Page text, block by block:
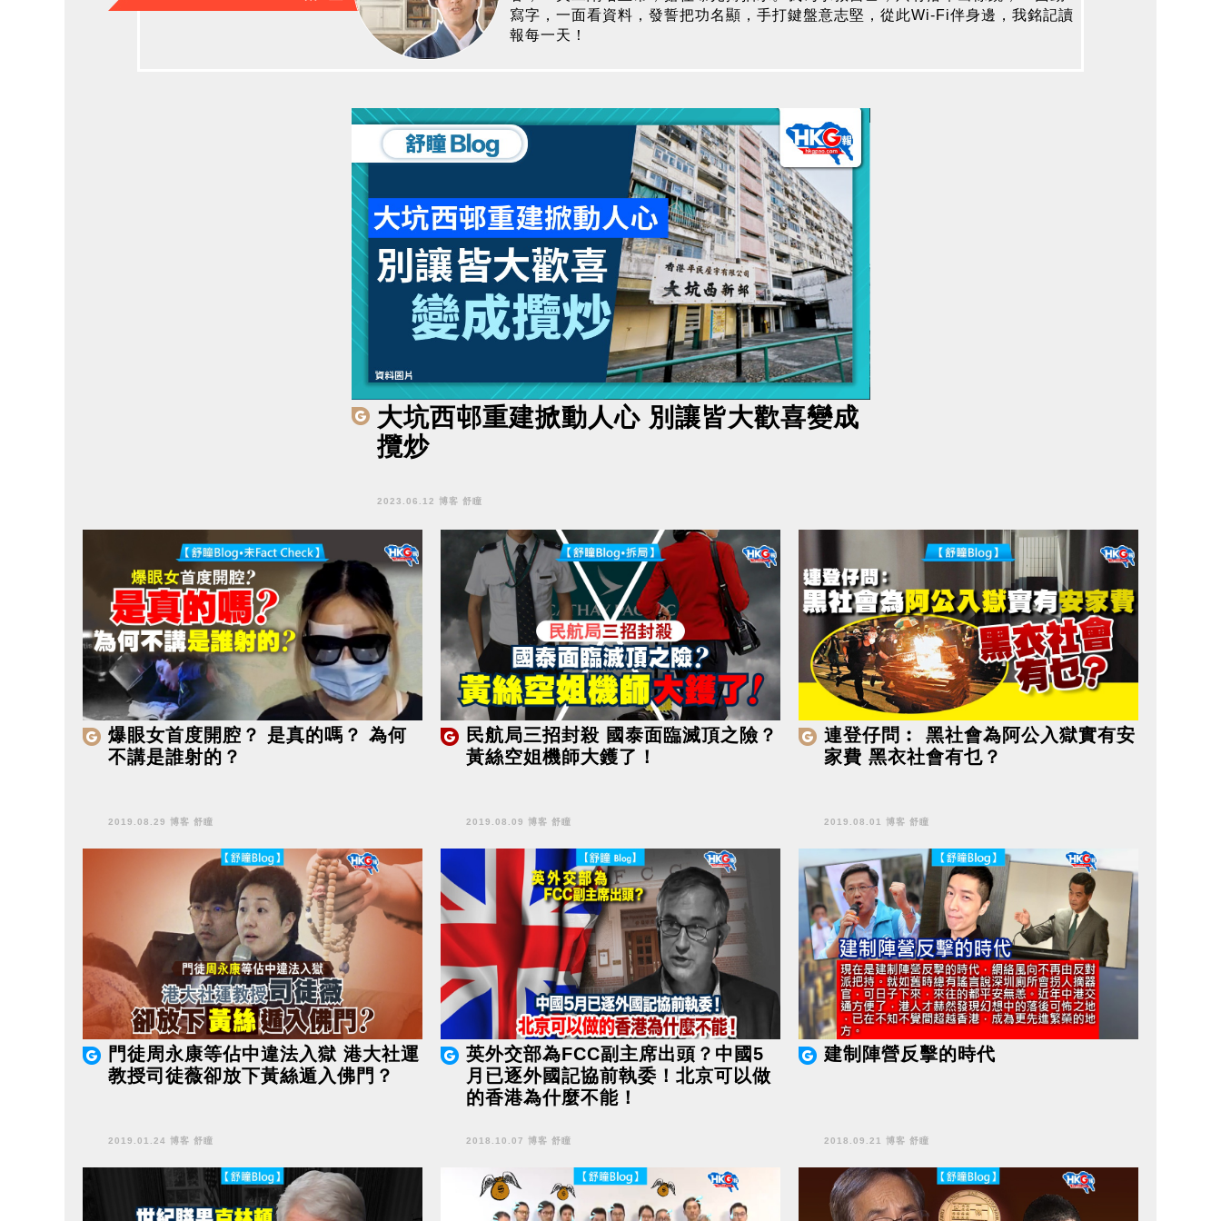
寫字，一面看資料，發誓把功名顯，手打鍵盤意志堅，從此Wi-Fi伴身邊，我銘記讀
報每一天！
大坑西邨重建掀動人心 別讓皆大歡喜變成
攬炒
2023.06.12 博客 舒瞳
爆眼女首度開腔？ 是真的嗎？ 為何
不講是誰射的？
2019.08.29 博客 舒瞳
民航局三招封殺 國泰面臨滅頂之險？
黃絲空姐機師大鑊了！
2019.08.09 博客 舒瞳
連登仔問︰ 黑社會為阿公入獄實有安
家費 黑衣社會有乜？
2019.08.01 博客 舒瞳
門徒周永康等佔中違法入獄 港大社運
教授司徒薇卻放下黃絲遁入佛門？
2019.01.24 博客 舒瞳
英外交部為FCC副主席出頭？中國5
月已逐外國記協前執委！北京可以做
的香港為什麼不能！
2018.10.07 博客 舒瞳
建制陣營反擊的時代
2018.09.21 博客 舒瞳